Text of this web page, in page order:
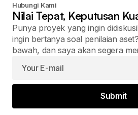
Hubungi Kami
Nilai Tepat, Keputusan
Punya proyek yang ingin
ingin bertanya soal penilaian
bawah, dan saya akan segera
Submit